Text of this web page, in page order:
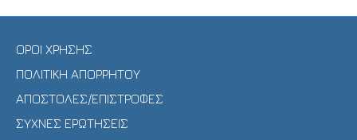
ΟΡΟΙ ΧΡΗΣΗΣ
ΠΟΛΙΤΙΚΗ ΑΠΟΡΡΗΤΟΥ
ΑΠΟΣΤΟΛΕΣ/ΕΠΙΣΤΡΟΦΕΣ
ΣΥΧΝΕΣ ΕΡΩΤΗΣΕΙΣ